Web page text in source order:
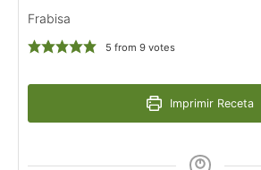
Frabisa
5 from 9votes
Imprimir Receta